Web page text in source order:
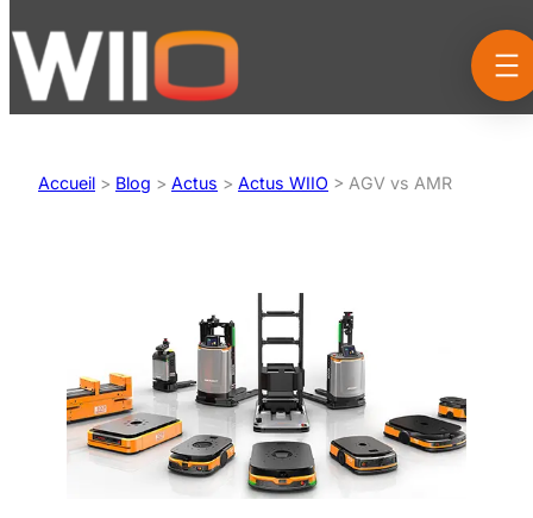
au
contenu
Accueil > Blog > Actus > Actus WIIO > AGV vs AMR